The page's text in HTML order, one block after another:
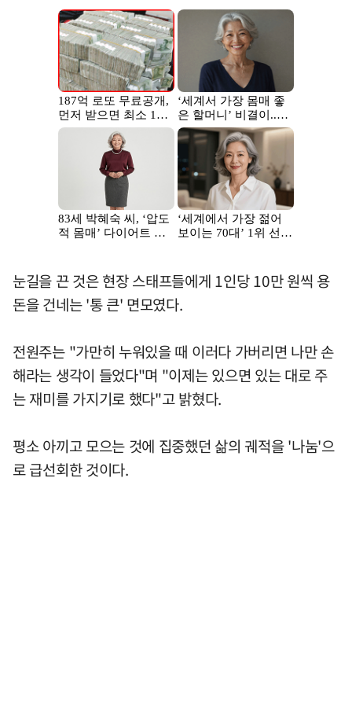
눈길을 끈 것은 현장 스태프들에게 1인당 10만 원씩 용
돈을 건네는 '통 큰' 면모였다.
전원주는 "가만히 누워있을 때 이러다 가버리면 나만 손
해라는 생각이 들었다"며 "이제는 있으면 있는 대로 주
는 재미를 가지기로 했다"고 밝혔다.
평소 아끼고 모으는 것에 집중했던 삶의 궤적을 '나눔'으
로 급선회한 것이다.